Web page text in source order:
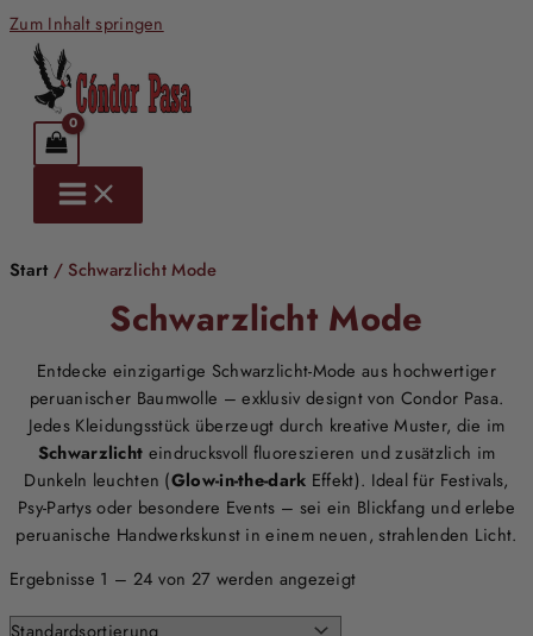
Zum Inhalt springen
Start / Schwarzlicht Mode
Schwarzlicht Mode
Entdecke einzigartige Schwarzlicht-Mode aus hochwertiger
peruanischer Baumwolle – exklusiv designt von Condor Pasa.
Jedes Kleidungsstück überzeugt durch kreative Muster, die im
Schwarzlicht eindrucksvoll fluoreszieren und zusätzlich im
Dunkeln leuchten (Glow-in-the-dark Effekt). Ideal für Festivals,
Psy-Partys oder besondere Events – sei ein Blickfang und erlebe
peruanische Handwerkskunst in einem neuen, strahlenden Licht.
Ergebnisse 1 – 24 von 27 werden angezeigt